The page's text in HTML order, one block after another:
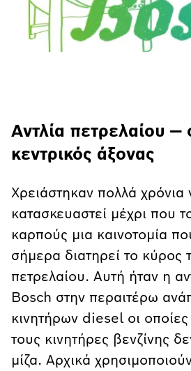
Αντλία πετρελαίου —
κεντρικός άξονας
Χρειάστηκαν πολλά χρόνια
κατασκευαστεί μέχρι που
καρπούς μια καινοτομία
σήμερα διατηρεί το κύρος
πετρελαίου. Αυτή ήταν η
Bosch στην περαιτέρω
κινητήρων diesel οι
τους κινητήρες βενζίνης
μίζα. Αρχικά